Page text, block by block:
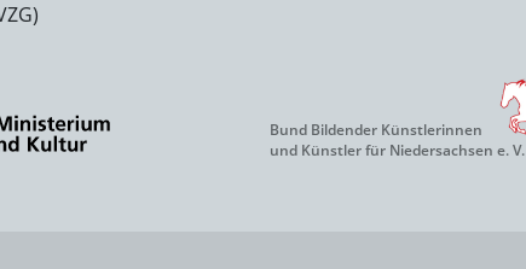
Bund Bildender Künstlerinnen
und Künstler für Niedersachsen e. V.